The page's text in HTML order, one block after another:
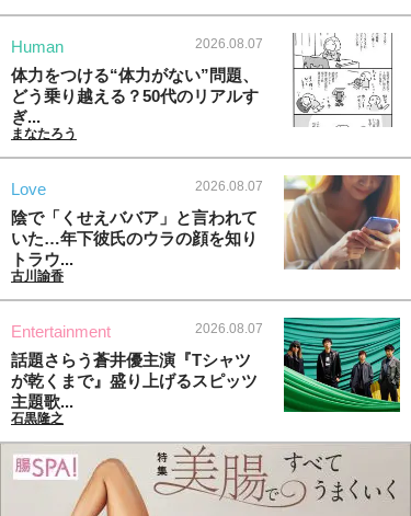
Human 2026.08.07
体力をつける“体力がない”問題、
どう乗り越える？50代のリアルす
ぎ...
まなたろう
Love 2026.08.07
陰で「くせえババア」と言われて
いた…年下彼氏のウラの顔を知り
トラウ...
古川諭香
Entertainment 2026.08.07
話題さらう蒼井優主演『Tシャツ
が乾くまで』盛り上げるスピッツ
主題歌...
石黒隆之